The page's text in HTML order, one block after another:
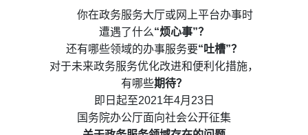
你在政务服务大厅或网上平台办事时
遭遇了什么“烦心事”？
还有哪些领域的办事服务要“吐槽”？
对于未来政务服务优化改进和便利化措施，
有哪些期待？
即日起至2021年4月23日
国务院办公厅面向社会公开征集